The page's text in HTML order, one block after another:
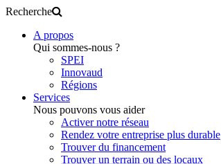
Recherche
A propos
Qui sommes-nous ?
SPEI
Innovaud
Régions
Services
Nous pouvons vous aider
Activer notre réseau
Rendez votre entreprise plus durable
Trouver du financement
Trouver un terrain ou des locaux